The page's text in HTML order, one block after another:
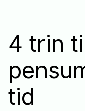
4 trin
tid